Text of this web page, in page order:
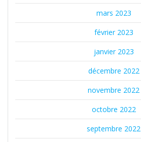
mars 2023
février 2023
janvier 2023
décembre 2022
novembre 2022
octobre 2022
septembre 2022